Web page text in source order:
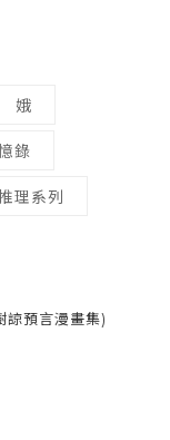
什麼孩子
3C依賴的
社群焦慮，
。著有暢
生家庭的
找回幸
計》
式
做
春期關卡
自
帶」
讚美
」幻滅
娥
錄
理系列
預言漫畫集)